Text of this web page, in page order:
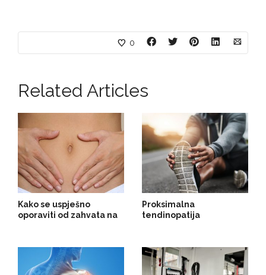
0
Related Articles
Kako se uspješno
oporaviti od zahvata na
Proksimalna
tendinopatija
tendinopatija stražnje
lože)